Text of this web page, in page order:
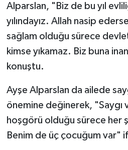
Alparslan, "Biz de bu yıl
yılındayız. Allah nasip
sağlam olduğu sürece
kimse yıkamaz. Biz buna
konuştu.
Ayşe Alparslan da ailede
önemine değinerek, "Saygı
hoşgörü olduğu sürece her
Benim de üç çocuğum var"